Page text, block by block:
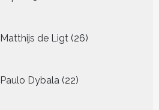
producten
Matthijs de Ligt 26
producten
Paulo Dybala 22
producten